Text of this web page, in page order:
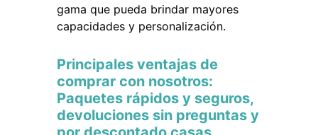
gama que pueda brindar mayores
capacidades y personalización.
Principales ventajas de
comprar con nosotros:
Paquetes rápidos y seguros,
devoluciones sin preguntas y